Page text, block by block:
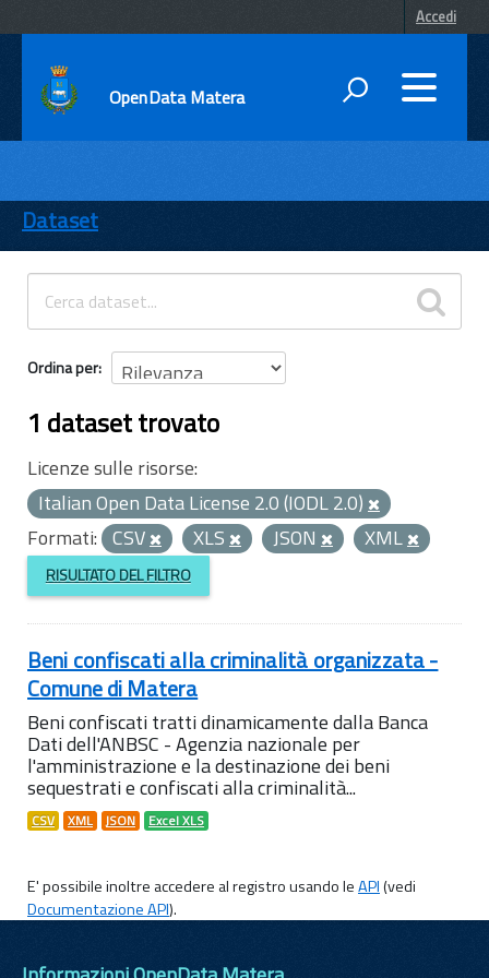
Accedi
OpenData Matera
ENTI
TEMI
INFORMAZIONI
Dataset
Ordina per
1 dataset trovato
Licenze sulle risorse:
Italian Open Data License 2.0 (IODL 2.0)
Formati: CSV XLS JSON XML
RISULTATO DEL FILTRO
Beni confiscati alla criminalità organizzata -
Comune di Matera
Beni confiscati tratti dinamicamente dalla Banca
Dati dell'ANBSC - Agenzia nazionale per
l'amministrazione e la destinazione dei beni
sequestrati e confiscati alla criminalità...
CSV XML JSON Excel XLS
E' possibile inoltre accedere al registro usando leAPI(vedi
Documentazione API).